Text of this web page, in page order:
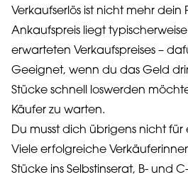
Verkaufserlös ist nicht mehr dein
Ankaufspreis liegt typischerweise
erwarteten Verkaufspreises –
Geeignet, wenn du das Geld
Stücke schnell loswerden
Käufer zu warten.
Du musst dich übrigens nicht für
Viele erfolgreiche
Stücke ins Selbstinserat, B- und